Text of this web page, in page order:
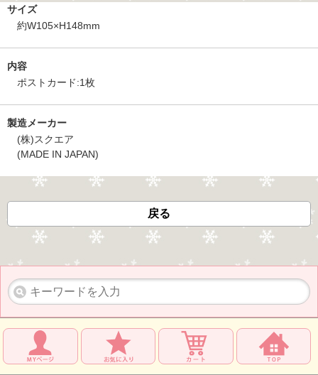
サイズ
約W105×H148mm
内容
ポストカード:1枚
製造メーカー
(株)スクエア
(MADE IN JAPAN)
戻る